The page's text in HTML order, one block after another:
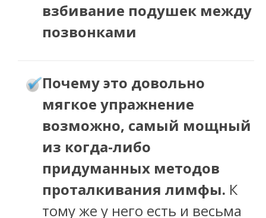
взбивание подушек между
позвонками
Почему это довольно
мягкое упражнение
возможно, самый мощный
из когда-либо
придуманных методов
проталкивания лимфы. К
тому же у него есть и весьма